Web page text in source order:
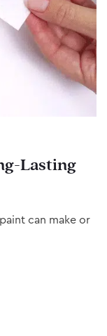
Lasting
can make or